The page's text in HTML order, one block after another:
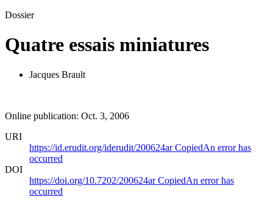
Dossier
Quatre essais miniatures
Jacques Brault
Online publication: Oct. 3, 2006
URI
https://id.erudit.org/iderudit/200624arCopiedAn error has
occurred
DOI
https://doi.org/10.7202/200624arCopiedAn error has
occurred